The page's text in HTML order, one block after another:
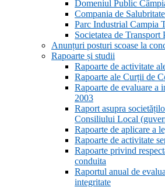
Domeniul Public
Compania de
Parc Industrial Campia
Societatea de
Anunțuri posturi scoase la
Rapoarte și studii
Rapoarte de activitate
Rapoarte ale Curții de
Rapoarte de evaluare a
2003
Raport asupra
Consiliului Local
Rapoarte de aplicare a
Rapoarte de activitate
Rapoarte privind
conduita
Raportul anual de
integritate